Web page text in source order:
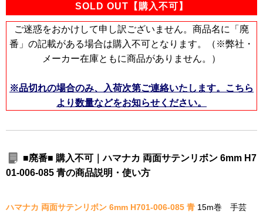
SOLD OUT【購入不可】
ご迷惑をおかけして申し訳ございません。商品名に「廃
番」の記載がある場合は購入不可となります。（※弊社・
メーカー在庫ともに商品がありません。）
※品切れの場合のみ、入荷次第ご連絡いたします。こちら
より数量などをお知らせください。
■廃番■ 購入不可｜ハマナカ 両面サテンリボン 6mm H7
01-006-085 青の商品説明・使い方
ハマナカ 両面サテンリボン 6mm H701-006-085 青 15m巻 手芸